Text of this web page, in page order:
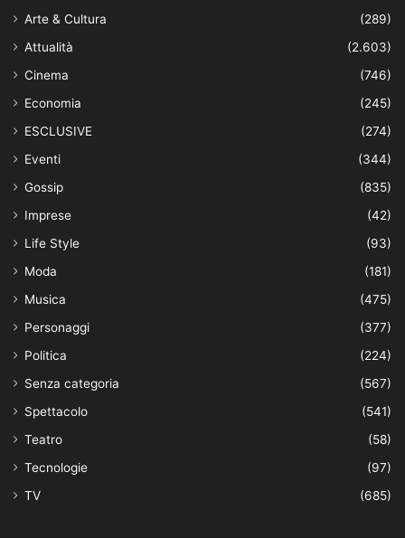
Arte & Cultura
(289)
Attualità
(2.603)
Cinema
(746)
Economia
(245)
ESCLUSIVE
(274)
Eventi
(344)
Gossip
(835)
Imprese
(42)
Life Style
(93)
Moda
(181)
Musica
(475)
Personaggi
(377)
Politica
(224)
Senza categoria
(567)
Spettacolo
(541)
Teatro
(58)
Tecnologie
(97)
TV
(685)